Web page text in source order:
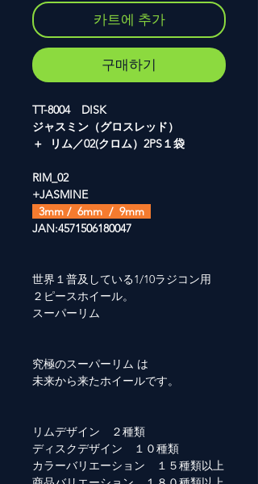
카트에 추가
구매하기
TT-8004 DISK
ジャスミン（グロスレッド）
＋ リム／02(クロム）2PS１袋
RIM_02
+JASMINE
3mm / 6mm / 9mm
JAN:4571506180047
世界１普及している1/10ラジコン用
２ピースホイール。
スーパーリム
究極のスーパーリム は
未来から来たホイールです。
リムデザイン ２種類
ディスクデザイン １０種類
カラーバリエーション １５種類以上